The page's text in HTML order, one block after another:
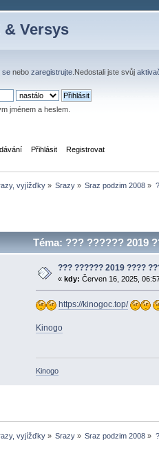
& Versys
se nebo zaregistrujte .Nedostali jste svůj
jménem a heslem.
Přihlásit Registrovat
vyjížďky» Srazy» Sraz podzim 2008 »
Téma: ??? ?????? 2019
??? ?????? 2019 ????
« kdy: Červen 16, 2025,
https://kinogoc.top/
Kinogo
Kinogo
vyjížďky» Srazy» Sraz podzim 2008 »